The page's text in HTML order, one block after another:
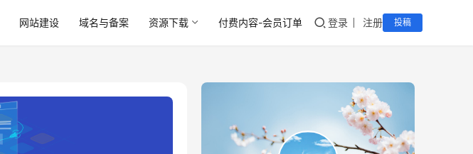
网站建设 域名与备案 资源下载 付费内容-会员订单 登录 注册 投稿